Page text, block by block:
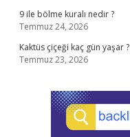
9 ile bölme kuralı nedir ?
Temmuz 24, 2026
Kaktüs çiçeği kaç gün yaşar ?
Temmuz 23, 2026